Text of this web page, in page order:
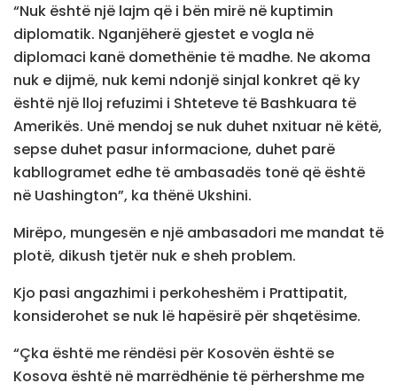
“Nuk është një lajm që i bën mirë në kuptimin
diplomatik. Nganjëherë gjestet e vogla në
diplomaci kanë domethënie të madhe. Ne akoma
nuk e dijmë, nuk kemi ndonjë sinjal konkret që ky
është një lloj refuzimi i Shteteve të Bashkuara të
Amerikës. Unë mendoj se nuk duhet nxituar në këtë,
sepse duhet pasur informacione, duhet parë
kabllogramet edhe të ambasadës tonë që është
në Uashington”, ka thënë Ukshini.
Mirëpo, mungesën e një ambasadori me mandat të
plotë, dikush tjetër nuk e sheh problem.
Kjo pasi angazhimi i perkoheshëm i Prattipatit,
konsiderohet se nuk lë hapësirë për shqetësime.
“Çka është me rëndësi për Kosovën është se
Kosova është në marrëdhënie të përhershme me